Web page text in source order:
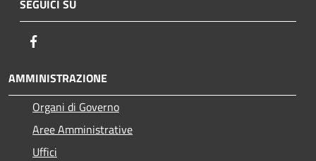
SEGUICI SU
AMMINISTRAZIONE
Organi di Governo
Aree Amministrative
Uffici